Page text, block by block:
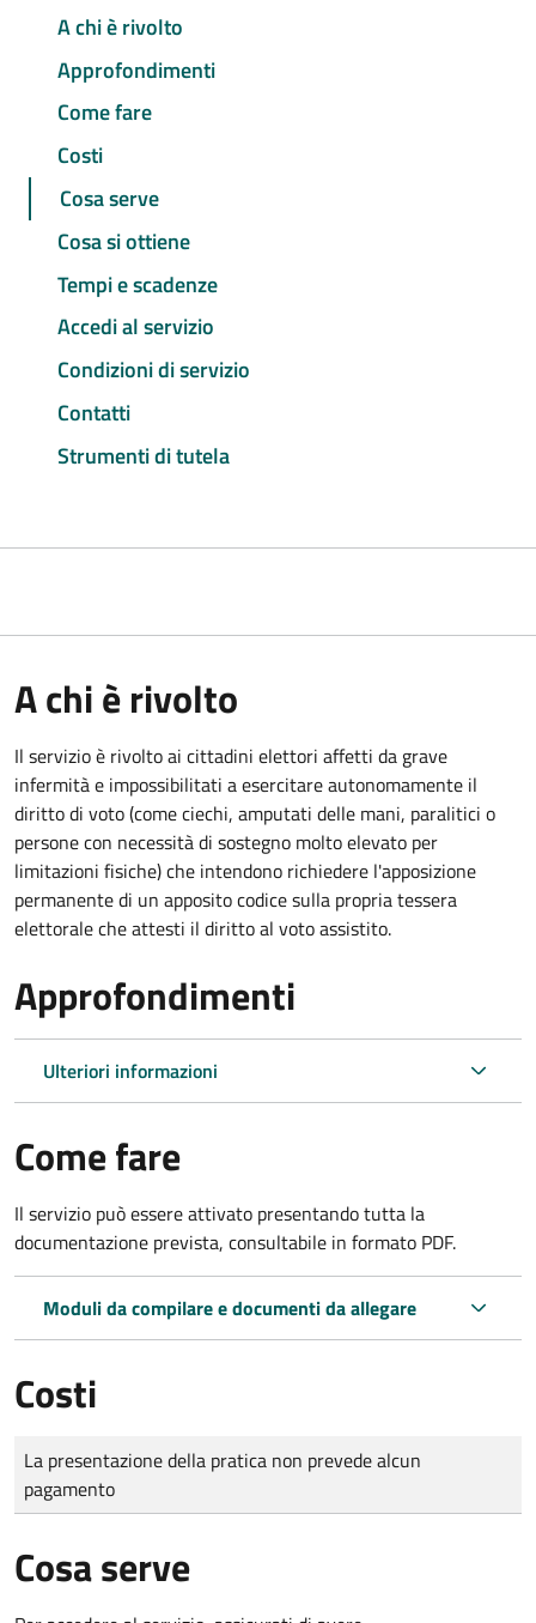
A chi è rivolto
Approfondimenti
Come fare
Costi
Cosa serve
Cosa si ottiene
Tempi e scadenze
Accedi al servizio
Condizioni di servizio
Contatti
Strumenti di tutela
A chi è rivolto
Il servizio è rivolto ai cittadini elettori affetti da grave
infermità e impossibilitati a esercitare autonomamente il
diritto di voto (come ciechi, amputati delle mani, paralitici o
persone con necessità di sostegno molto elevato per
limitazioni fisiche) che intendono richiedere l'apposizione
permanente di un apposito codice sulla propria tessera
elettorale che attesti il diritto al voto assistito.
Approfondimenti
Ulteriori informazioni
Come fare
Il servizio può essere attivato presentando tutta la
documentazione prevista, consultabile in formato PDF.
Moduli da compilare e documenti da allegare
Costi
Tipo di pagamento
Importo
La presentazione della pratica non prevede alcun
pagamento
Cosa serve